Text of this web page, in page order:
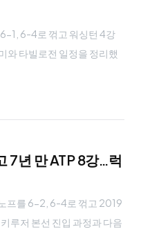
1, 6-4로 꺾고 워싱턴 4강
와 타빌로전 일정을 정리했
7년 만 ATP 8강…럭
프를 6-2, 6-4로 꺾고 2019
루저 본선 진입 과정과 다음